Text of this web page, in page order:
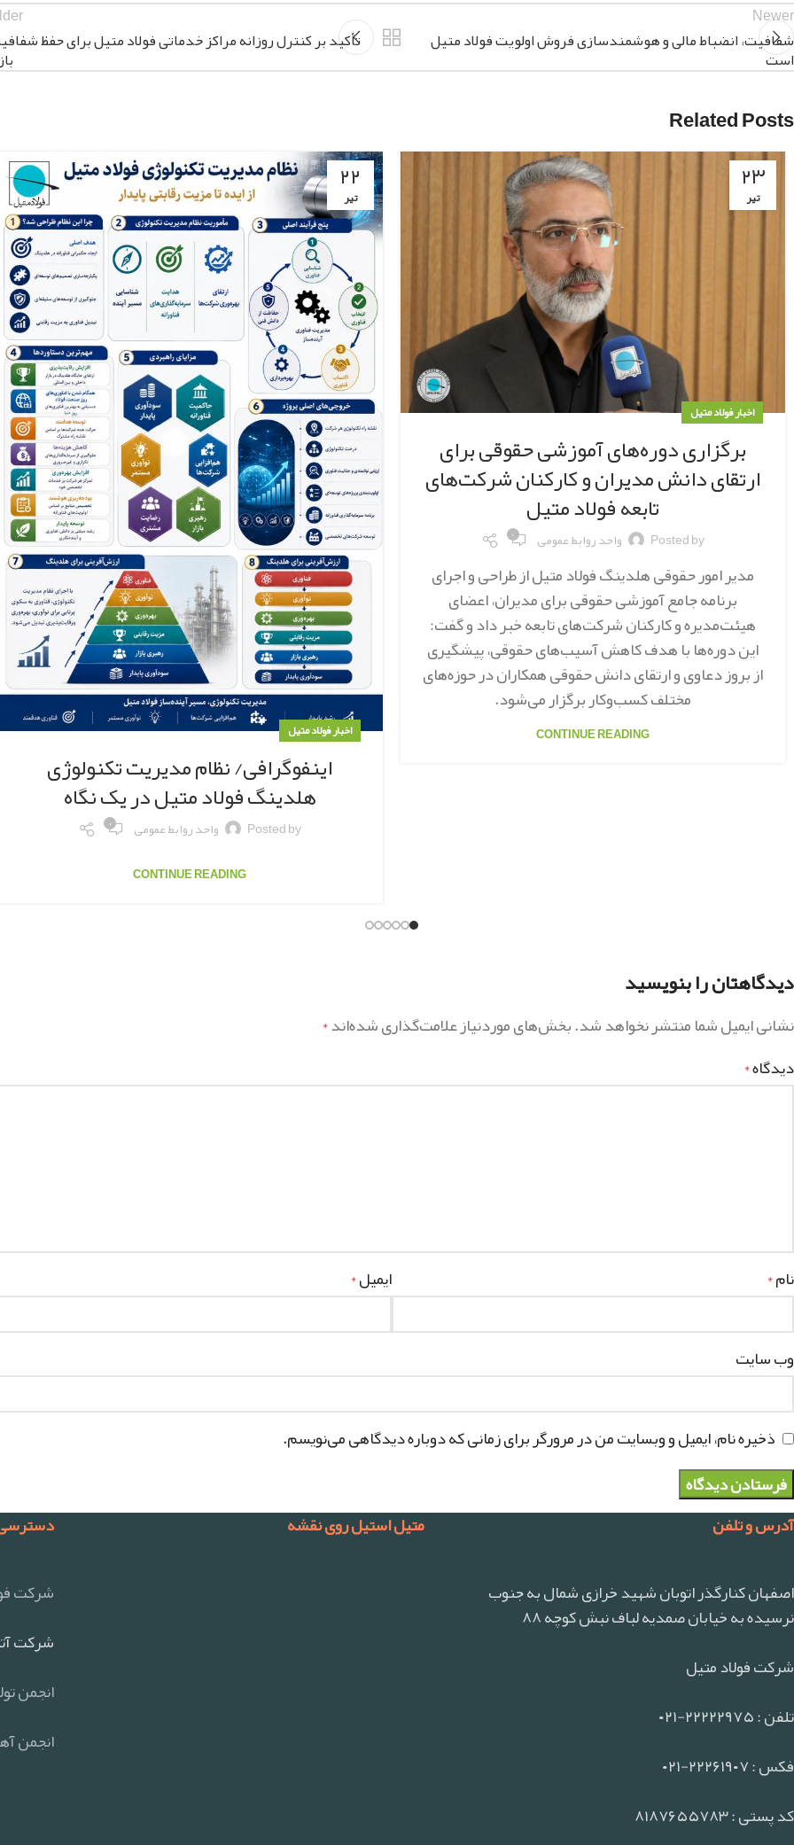
Newer
شفافیت، انضباط مالی و هوشمندسازی فروش اولویت فولاد متیل
است
تأکید بر کنترل روزانه مراکز خدماتی فولاد متیل برای حفظ
Related Posts
۲۳
تیر
اخبار فولاد متیل
برگزاری دوره‌های آموزشی حقوقی برای
ارتقای دانش مدیران و کارکنان شرکت‌های
تابعه فولاد متیل
Posted by واحد روابط عمومی ۰
مدیر امور حقوقی هلدینگ فولاد متیل از طراحی و اجرای
برنامه جامع آموزشی حقوقی برای مدیران، اعضای
هیئت‌مدیره و کارکنان شرکت‌های تابعه خبر داد و گفت:
این دوره‌ها با هدف کاهش آسیب‌های حقوقی، پیشگیری
از بروز دعاوی و ارتقای دانش حقوقی همکاران در حوزه‌های
مختلف کسب‌وکار برگزار می‌شود.
CONTINUE READING
۲۲
تیر
اخبار فولاد متیل
اینفوگرافی/ نظام مدیریت تکنولوژی
هلدینگ فولاد متیل در یک نگاه
Posted by واحد روابط عمومی ۰
CONTINUE READING
دیدگاهتان را بنویسید
نشانی ایمیل شما منتشر نخواهد شد.بخش‌های موردنیاز علامت‌گذاری شده‌اند*
دیدگاه*
نام* ایمیل*
وب‌ سایت
ذخیره نام، ایمیل و وبسایت من در مرورگر برای زمانی که دوباره دیدگاهی می‌نویسم.
آدرس و تلفن
اصفهان کنارگذر اتوبان شهید خرازی شمال به جنوب
نرسیده به خیابان صمدیه لباف نبش کوچه ۸۸
شرکت فولاد متیل
تلفن : ۲۲۲۲۲۹۷۵-۰۲۱
فکس : ۲۲۲۶۱۹۰۷-۰۲۱
کد پستی : ۸۱۸۷۶۵۵۷۸۳
متیل استیل روی نقشه
شرکت
شرکت
انجمن
انجمن